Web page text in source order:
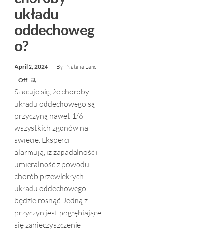
układu
oddechoweg
o?
April 2, 2024 By Natalia Lanc
Off
Szacuje się, że choroby
układu oddechowego są
przyczyną nawet 1/6
wszystkich zgonów na
świecie. Eksperci
alarmują, iż zapadalność i
umieralność z powodu
chorób przewlekłych
układu oddechowego
będzie rosnąć. Jedną z
przyczyn jest pogłębiające
się zanieczyszczenie